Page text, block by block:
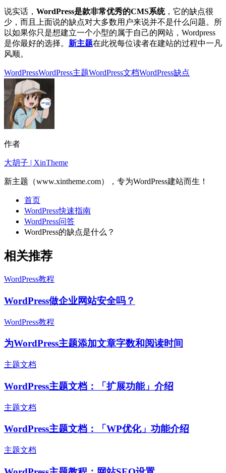
说实话， WordPress是款非常优秀的CMS系统，它的缺点很
少，而且上面说的缺点对大多数用户来说并不是什么问题。所
以如果你只是想建立一个小型的属于自己的网站，Wordpress
是你最好的选择。 新主题在此祝每位读者在建站的过程中一凡
风顺。
WordPressWordPress主题WordPress文档WordPress缺点
作者
大胡子 | XinTheme
新主题（www.xintheme.com），专为WordPress建站而生！
首页
WordPress快速指南
WordPress问答
WordPress的缺点是什么？
相关推荐
WordPress教程
WordPress做企业网站安全吗？
WordPress教程
为WordPress主题添加文章字数和阅读时间
主题文档
WordPress主题文档：「扩展功能」介绍
主题文档
WordPress主题文档：「WP优化」功能介绍
主题文档